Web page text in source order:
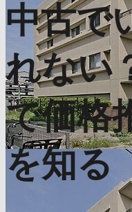
中古で
れない
で価格
を知る